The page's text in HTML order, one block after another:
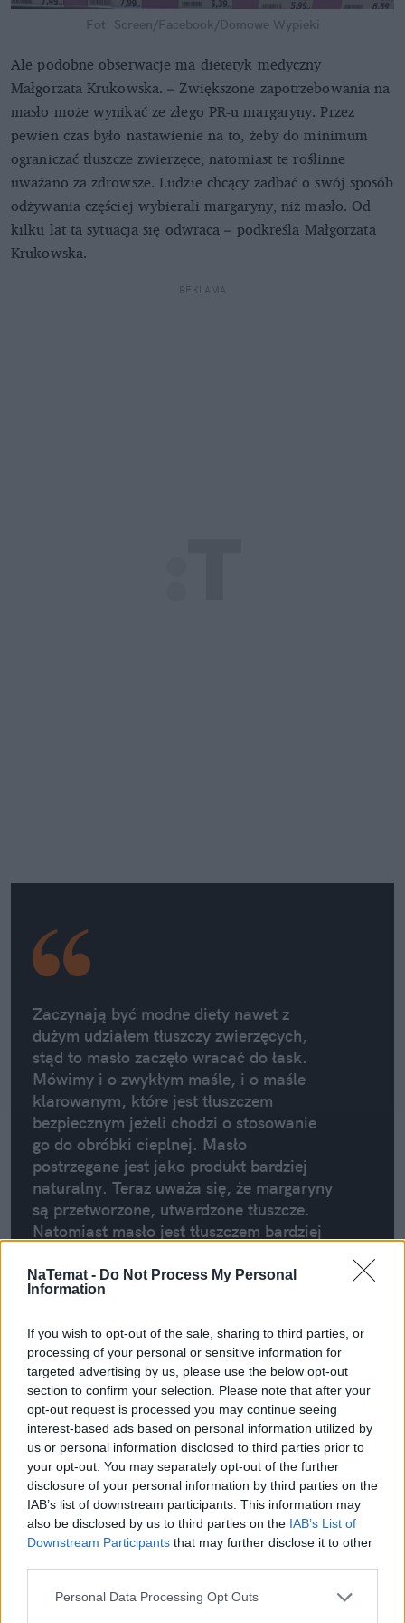
NaTemat - Do Not Process My Personal
Information
If you wish to opt-out of the sale, sharing to third parties, or
processing of your personal or sensitive information for
targeted advertising by us, please use the below opt-out
section to confirm your selection. Please note that after your
opt-out request is processed you may continue seeing
interest-based ads based on personal information utilized by
us or personal information disclosed to third parties prior to
your opt-out. You may separately opt-out of the further
disclosure of your personal information by third parties on the
IAB’s list of downstream participants. This information may
also be disclosed by us to third parties on the IAB’s List of
Downstream Participants that may further disclose it to other
Personal Data Processing Opt Outs
Fot. Screen/Facebook/Domowe Wypieki
Ale podobne obserwacje ma dietetyk medyczny
Małgorzata Krukowska. – Zwiększone zapotrzebowania na
masło może wynikać ze złego PR-u margaryny. Przez
pewien czas było nastawienie na to, żeby do minimum
ograniczać tłuszcze zwierzęce, natomiast te roślinne
uważano za zdrowsze. Ludzie chcący zadbać o swój sposób
odżywania częściej wybierali margaryny, niż masło. Od
kilku lat ta sytuacja się odwraca – podkreśla Małgorzata
Krukowska.
REKLAMA
Małgorzata Krukowska
dietetyk medyczny
Zaczynają być modne diety nawet z
dużym udziałem tłuszczy zwierzęcych,
stąd to masło zaczęło wracać do łask.
Mówimy i o zwykłym maśle, i o maśle
klarowanym, które jest tłuszczem
bezpiecznym jeżeli chodzi o stosowanie
go do obróbki cieplnej. Masło
postrzegane jest jako produkt bardziej
naturalny. Teraz uważa się, że margaryny
są przetworzone, utwardzone tłuszcze.
Natomiast masło jest tłuszczem bardziej
używanego tłuszczu, to wszyscy mówią:
tak, tak, masło, bo to bardziej naturalny
Roman Wieczorkiewicz, dziennikarz
Portaluspozywczego.pl, wyjaśnia nam, że wzrost cen masła
ma związek z ceną tzw. jednostki tłuszczu mlecznego,
który wykorzystywany jest do jego produkcji. – Na
rynkach światowych produktów mleczarskich, obok takich
produktów jak mleko w proszku, obraca się także masłem